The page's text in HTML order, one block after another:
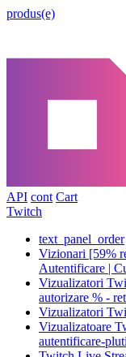
produs(e)
API cont Cart
Twitch
text_panel_order
Vizionari [59%
Autentificare |
Vizualizatori
autorizare % -
Vizualizatori
Vizualizatoare
autentificare-